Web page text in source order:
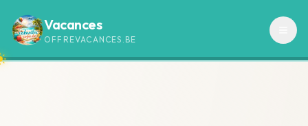
Vacances
OFFREVACANCES.BE